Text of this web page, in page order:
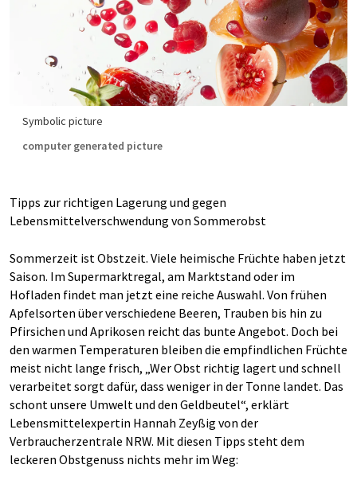
Symbolic picture
computer generated picture
Tipps zur richtigen Lagerung und gegen
Lebensmittelverschwendung von Sommerobst
Sommerzeit ist Obstzeit. Viele heimische Früchte haben jetzt
Saison. Im Supermarktregal, am Marktstand oder im
Hofladen findet man jetzt eine reiche Auswahl. Von frühen
Apfelsorten über verschiedene Beeren, Trauben bis hin zu
Pfirsichen und Aprikosen reicht das bunte Angebot. Doch bei
den warmen Temperaturen bleiben die empfindlichen Früchte
meist nicht lange frisch, „Wer Obst richtig lagert und schnell
verarbeitet sorgt dafür, dass weniger in der Tonne landet. Das
schont unsere Umwelt und den Geldbeutel“, erklärt
Lebensmittelexpertin Hannah Zeyßig von der
Verbraucherzentrale NRW. Mit diesen Tipps steht dem
leckeren Obstgenuss nichts mehr im Weg: